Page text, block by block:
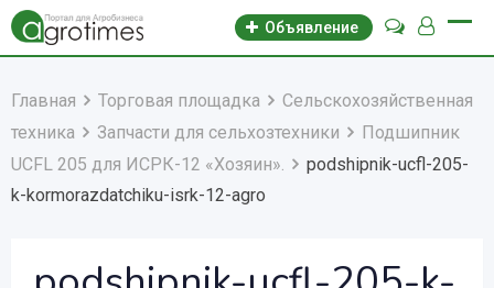
Объявление
Главная Торговая площадка
Сельскохозяйственная
техника
Запчасти для сельхозтехники
Подшипник
UCFL 205 для ИСРК-12 «Хозяин».
podshipnik-ucfl-205-
k-kormorazdatchiku-isrk-12-agro